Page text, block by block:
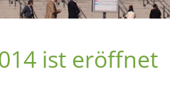
ist eröffnet